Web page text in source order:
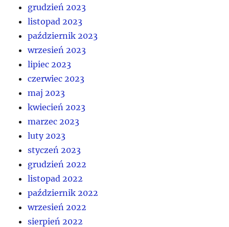
grudzień 2023
listopad 2023
październik 2023
wrzesień 2023
lipiec 2023
czerwiec 2023
maj 2023
kwiecień 2023
marzec 2023
luty 2023
styczeń 2023
grudzień 2022
listopad 2022
październik 2022
wrzesień 2022
sierpień 2022